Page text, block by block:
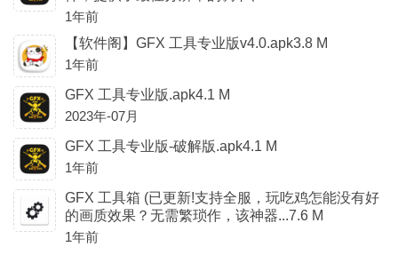
1年前
【软件阁】GFX 工具专业版v4.0.apk3.8 M
1年前
GFX 工具专业版.apk4.1 M
2023年-07月
GFX 工具专业版-破解版.apk4.1 M
1年前
GFX 工具箱 (已更新!支持全服，玩吃鸡怎能没有好
的画质效果？无需繁琐作，该神器...7.6 M
1年前